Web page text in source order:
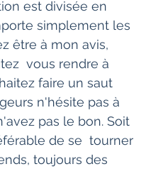
simplement les
être à mon avis,
vous rendre à
faire un saut
n'hésite pas à
pas le bon. Soit
de se  tourner
toujours des